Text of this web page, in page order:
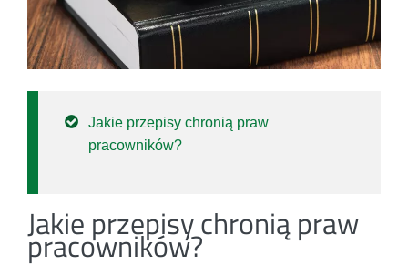
Jakie przepisy chronią praw
pracowników?
Jakie przepisy chronią praw
pracowników?